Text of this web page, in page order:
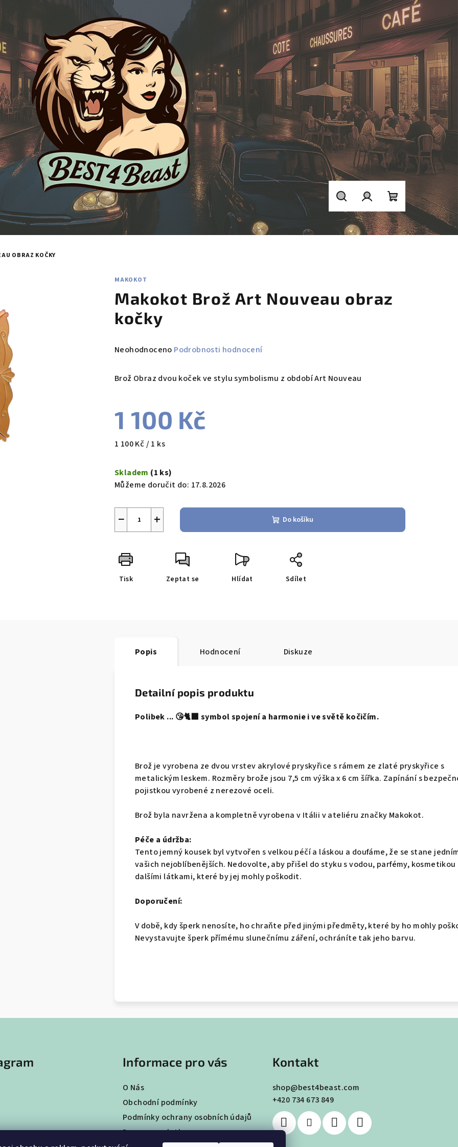
HledatPřihlášeníNákupní
OBRAZ KOČKY
MAKOKOT
Makokot Brož Art Nouveau obraz
kočky
Průměrné
produktu
z
Neohodnoceno Podrobnosti hodnocení
Brož Obraz dvou koček ve stylu symbolismu z období Art Nouveau
1 100 Kč
Měrná
1 100 Kč / 1 ks
Skladem (1 ks)
Můžeme doručit do: 17.8.2026
+
− Do košíku
Tisk Zeptat se Hlídat Sdílet
Popis Hodnocení Diskuze
Detailní popis produktu
Polibek ... 😘🐈‍⬛ symbol spojení a harmonie i ve světě kočičím.
Brož je vyrobena ze dvou vrstev akrylové pryskyřice s rámem ze zlaté pryskyřice s
metalickým leskem. Rozměry brože jsou 7,5 cm výška x 6 cm šířka. Zapínání s
pojistkou vyrobené z nerezové oceli.
Brož byla navržena a kompletně vyrobena v Itálii v ateliéru značky Makokot.
Péče a údržba:
Tento jemný kousek byl vytvořen s velkou péčí a láskou a doufáme, že se stane
vašich nejoblíbenějších. Nedovolte, aby přišel do styku s vodou, parfémy, kosmetikou
dalšími látkami, které by jej mohly poškodit.
Doporučení:
V době, kdy šperk nenosíte, ho chraňte před jinými předměty, které by ho mohly
Nevystavujte šperk přímému slunečnímu záření, ochráníte tak jeho barvu.
Informace pro vás
O Nás
Obchodní podmínky
Podmínky ochrany osobních údajů
Doprava a platba
Kontakt
shop@best4beast.com
+420 734 673 849